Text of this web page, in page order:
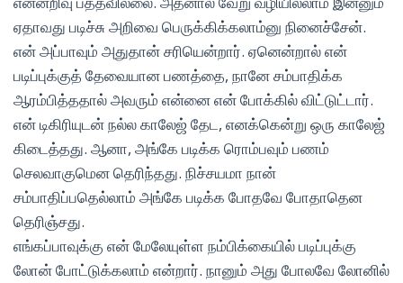
ஏதாவது படிச்சு அறிவை பெருக்கிக்கலாம்னு நினைச்சேன்.
என் அப்பாவும் அதுதான் சரியென்றார். ஏனென்றால் என்
படிப்புக்குத் தேவையான பணத்தை, நானே சம்பாதிக்க
ஆரம்பித்ததால் அவரும் என்னை என் போக்கில் விட்டுட்டார்.
என் டிகிரியுடன் நல்ல காலேஜ் தேட, எனக்கென்று ஒரு காலேஜ்
கிடைத்தது. ஆனா, அங்கே படிக்க ரொம்பவும் பணம்
செலவாகுமென தெரிந்தது. நிச்சயமா நான்
சம்பாதிப்பதெல்லாம் அங்கே படிக்க போதவே போதாதென
தெரிஞ்சது.
எங்கப்பாவுக்கு என் மேலேயுள்ள நம்பிக்கையில் படிப்புக்கு
லோன் போட்டுக்கலாம் என்றார். நானும் அது போலவே லோனில்